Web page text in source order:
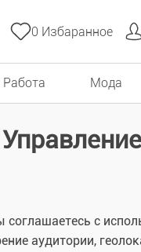
0 Избаранное
Pабота Мода
с
аудитории,